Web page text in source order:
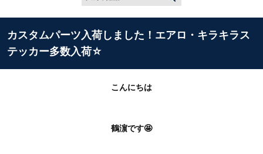
カスタムパーツ入荷しました！エアロ・キラキラス
テッカー多数入荷☆
こんにちは
鶴濵です🤩